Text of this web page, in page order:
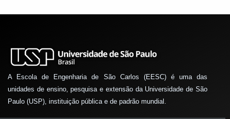
A Escola de Engenharia de São Carlos (EESC) é uma das
unidades de ensino, pesquisa e extensão da Universidade de São
Paulo (USP), instituição pública e de padrão mundial.